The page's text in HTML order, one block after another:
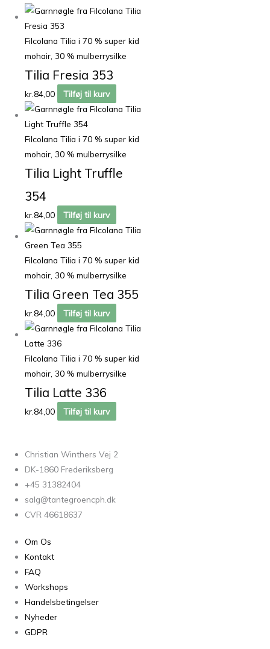
Filcolana Tilia i 70 % super kid
mohair, 30 % mulberrysilke
Tilia Fresia 353
kr.84,00 Tilføj til kurv
Filcolana Tilia i 70 % super kid
mohair, 30 % mulberrysilke
Tilia Light Truffle
354
kr.84,00 Tilføj til kurv
Filcolana Tilia i 70 % super kid
mohair, 30 % mulberrysilke
Tilia Green Tea 355
kr.84,00 Tilføj til kurv
Filcolana Tilia i 70 % super kid
mohair, 30 % mulberrysilke
Tilia Latte 336
kr.84,00 Tilføj til kurv
Christian Winthers Vej 2
DK-1860 Frederiksberg
+45 31382404
salg@tantegroencph.dk
CVR 46618637
Om Os
Kontakt
FAQ
Workshops
Handelsbetingelser
Nyheder
GDPR